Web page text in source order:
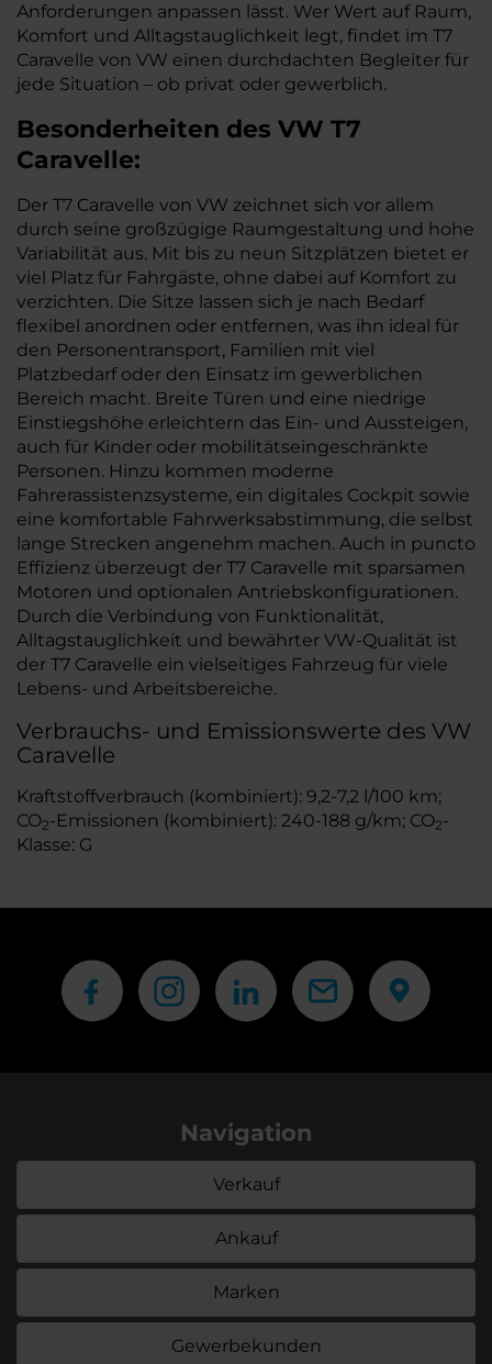
Anforderungen anpassen lässt. Wer Wert auf Raum,
Komfort und Alltagstauglichkeit legt, findet im T7
Caravelle von VW einen durchdachten Begleiter für
jede Situation – ob privat oder gewerblich.
Besonderheiten des VW T7
Caravelle:
Der T7 Caravelle von VW zeichnet sich vor allem
durch seine großzügige Raumgestaltung und hohe
Variabilität aus. Mit bis zu neun Sitzplätzen bietet er
viel Platz für Fahrgäste, ohne dabei auf Komfort zu
verzichten. Die Sitze lassen sich je nach Bedarf
flexibel anordnen oder entfernen, was ihn ideal für
den Personentransport, Familien mit viel
Platzbedarf oder den Einsatz im gewerblichen
Bereich macht. Breite Türen und eine niedrige
Einstiegshöhe erleichtern das Ein- und Aussteigen,
auch für Kinder oder mobilitätseingeschränkte
Personen. Hinzu kommen moderne
Fahrerassistenzsysteme, ein digitales Cockpit sowie
eine komfortable Fahrwerksabstimmung, die selbst
lange Strecken angenehm machen. Auch in puncto
Effizienz überzeugt der T7 Caravelle mit sparsamen
Motoren und optionalen Antriebskonfigurationen.
Durch die Verbindung von Funktionalität,
Alltagstauglichkeit und bewährter VW-Qualität ist
der T7 Caravelle ein vielseitiges Fahrzeug für viele
Lebens- und Arbeitsbereiche.
Verbrauchs- und Emissionswerte des VW
Caravelle
Kraftstoffverbrauch (kombiniert): 9,2-7,2 l/100 km;
CO2-Emissionen (kombiniert): 240-188 g/km; CO2-
Klasse: G
Navigation
Verkauf
Ankauf
Marken
Gewerbekunden